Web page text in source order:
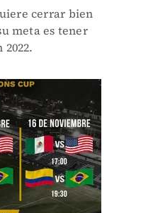
cerrar bien
meta es tener